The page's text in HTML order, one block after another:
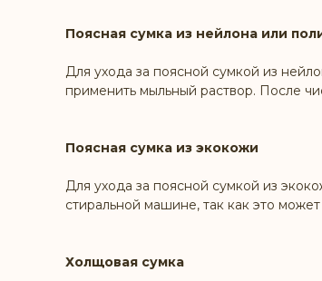
Поясная сумка из нейлона или
Для ухода за поясной сумкой из
применить мыльный раствор. После
Поясная сумка из экокожи
Для ухода за поясной сумкой из
стиральной машине, так как это
Холщовая сумка